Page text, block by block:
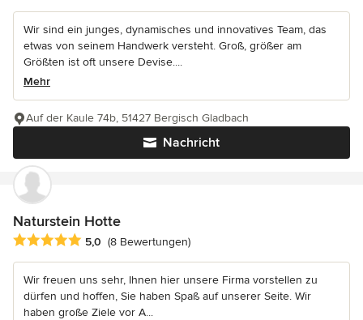
Wir sind ein junges, dynamisches und innovatives Team, das
etwas von seinem Handwerk versteht. Groß, größer am
Größten ist oft unsere Devise....
Mehr
Nachricht
Auf der Kaule 74b, 51427 Bergisch Gladbach
Naturstein Hotte
Durchschnittliche Bewertung: 5 von 5 Sternen
5,0 (8 Bewertungen)
Wir freuen uns sehr, Ihnen hier unsere Firma vorstellen zu
dürfen und hoffen, Sie haben Spaß auf unserer Seite. Wir
haben große Ziele vor A...